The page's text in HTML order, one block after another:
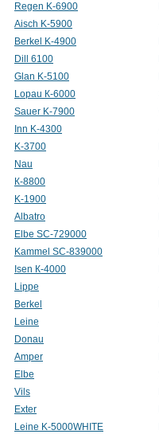
Regen K-6900
Aisch K-5900
Berkel K-4900
Dill 6100
Glan K-5100
Lopau К-6000
Sauer K-7900
Inn K-4300
K-3700
Nau
К-8800
K-1900
Albatro
Elbe SC-729000
Kammel SC-839000
Isen К-4000
Lippe
Berkel
Leine
Donau
Amper
Elbе
Vils
Exter
Leine K-5000WHITE